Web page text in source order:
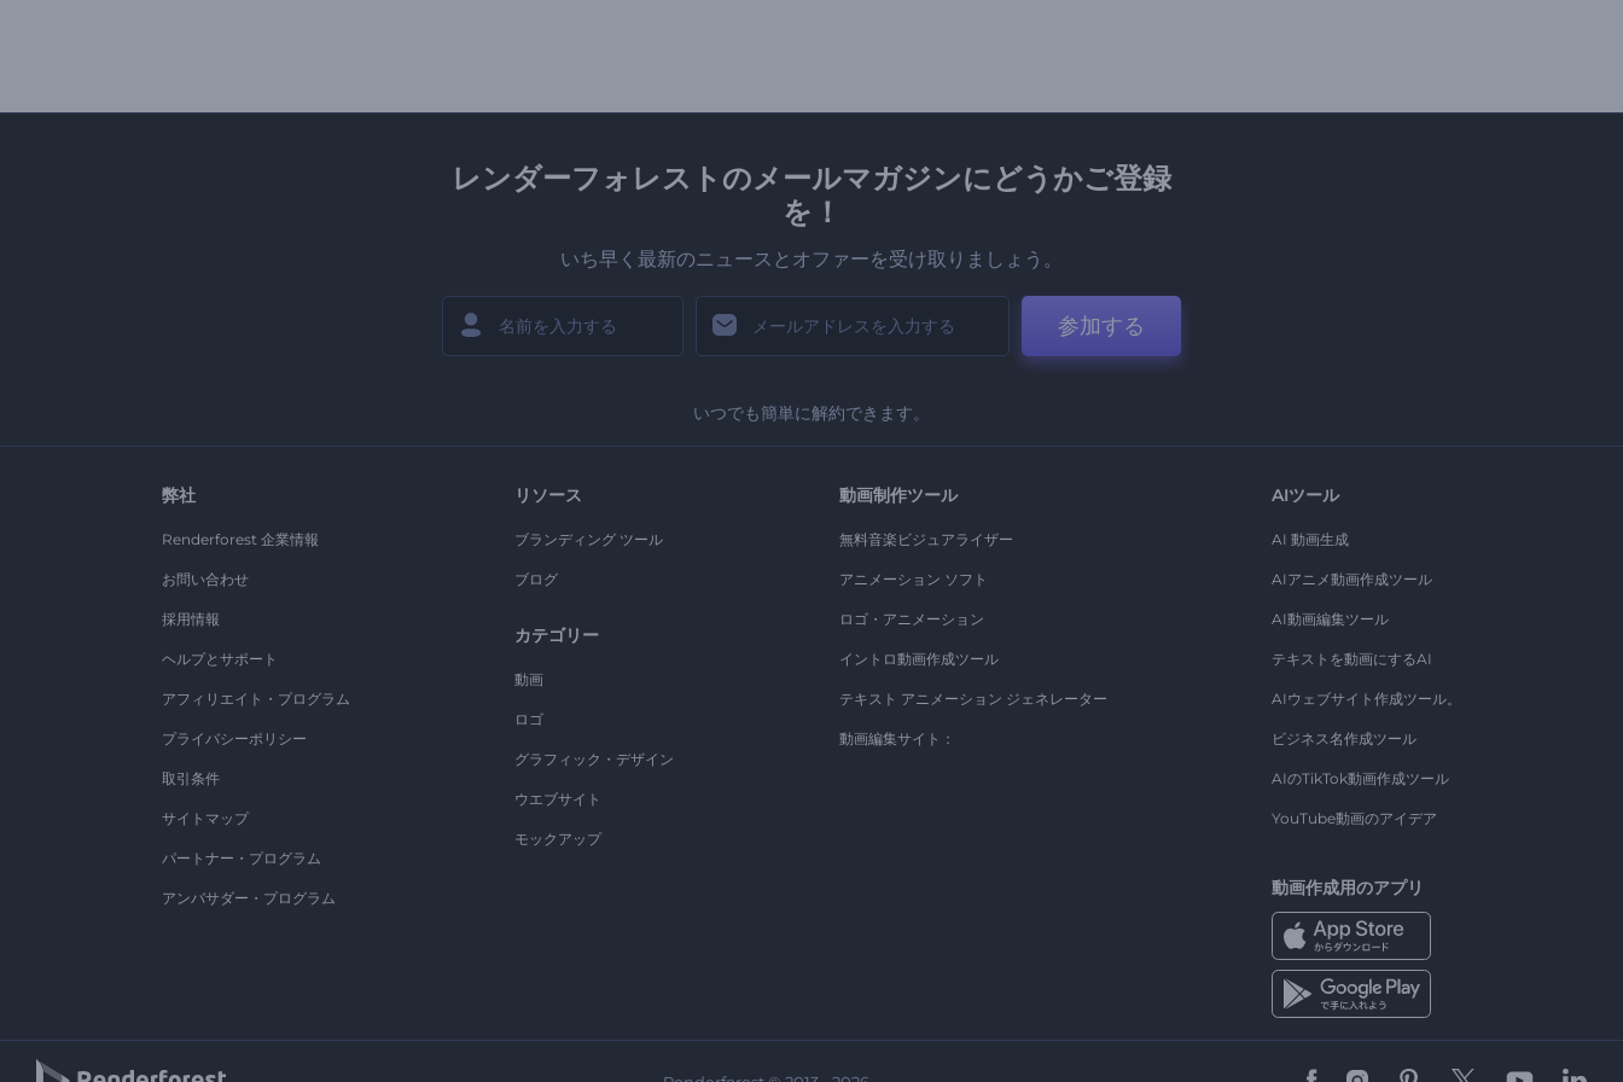
レンダーフォレストのメールマガジンにどうかご登録
を！
いち早く最新のニュースとオファーを受け取りましょう。
参加する
いつでも簡単に解約できます。
弊社
Renderforest 企業情報
お問い合わせ
採用情報
ヘルプとサポート
アフィリエイト・プログラム
プライバシーポリシー
取引条件
サイトマップ
パートナー・プログラム
アンバサダー・プログラム
リソース
ブランディング ツール
ブログ
カテゴリー
動画
ロゴ
グラフィック・デザイン
ウエブサイト
モックアップ
動画制作ツール
無料音楽ビジュアライザー
アニメーション ソフト
ロゴ・アニメーション
イントロ動画作成ツール
テキスト アニメーション ジェネレーター
動画編集サイト：
AIツール
AI 動画生成
AIアニメ動画作成ツール
AI動画編集ツール
テキストを動画にするAI
AIウェブサイト作成ツール。
ビジネス名作成ツール
AIのTikTok動画作成ツール
YouTube動画のアイデア
動画作成用のアプリ